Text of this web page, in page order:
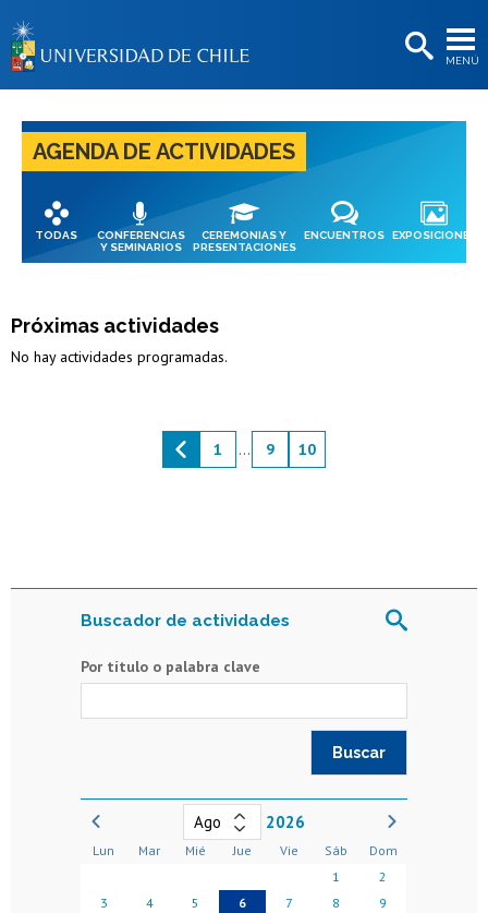
MENÚ
BIBLIOTECAS
Postulantes
Estudiantes
Académicas/os
Egresadas/os
AGENDA DE ACTIVIDADES
TODAS
CONFERENCIAS
Y SEMINARIOS
CEREMONIAS Y
PRESENTACIONES
ENCUENTROS EXPOSICIONES
Buscador de actividades
Por título o palabra clave
2026
Lun Mar Mié Jue Vie Sáb
Dom
1
2
3
4 5 6 7 8
9
Próximas actividades
No hay actividades programadas.
1 ... 9 10